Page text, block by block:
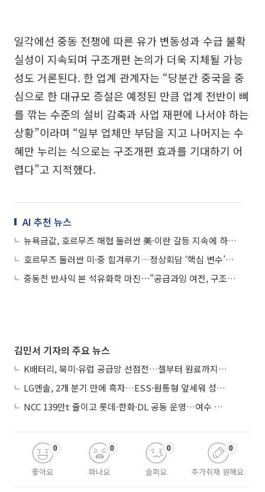
일각에선 중동 전쟁에 따른 유가 변동성과 수급 불확
실성이 지속되며 구조개편 논의가 더욱 지체될 가능
성도 거론된다. 한 업계 관계자는 “당분간 중국을 중
심으로 한 대규모 증설은 예정된 만큼 업계 전반이 뼈
를 깎는 수준의 설비 감축과 사업 재편에 나서야 하는
상황”이라며 “일부 업체만 부담을 지고 나머지는 수
혜만 누리는 식으로는 구조개편 효과를 기대하기 어
렵다”고 지적했다.
AI 추천 뉴스
뉴욕금값, 호르무즈 해협 둘러싼 美·이란 갈등 지속에 하락…금 선물 1.04%↓
호르무즈 둘러싼 미·중 힘겨루기…정상회담 ‘핵심 변수’로 부상
중동전 반사익 본 석유화학 마진⋯"공급과잉 여전, 구조적 불황”
김민서 기자의 주요 뉴스
K배터리, 북미·유럽 공급망 선점전…셀부터 원료까지 현지화
LG엔솔, 2개 분기 만에 흑자…ESS·원통형 앞세워 성장 가속
NCC 139만t 줄이고 롯데·한화·DL 공동 운영…여수 1호 본궤도
좋아요
0
화나요
0
슬퍼요
0
추가취재 원해요
0